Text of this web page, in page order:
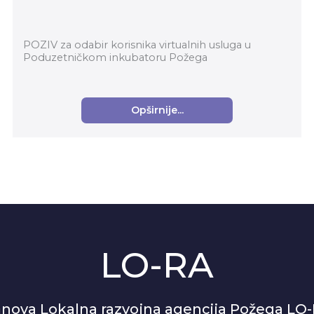
POZIV za odabir korisnika virtualnih usluga u
Poduzetničkom inkubatoru Požega
Opširnije...
LO-RA
Lokalna razvojna agencija Požega LO-